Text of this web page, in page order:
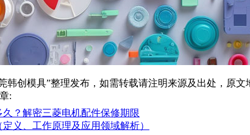
创模具”整理发布，如需转载请注明来源及出处，原文
:
？解密三菱电机配件保修期限
义、工作原理及应用领域解析）